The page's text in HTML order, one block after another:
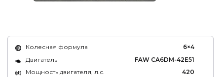
Колесная формула
6×4
Двигатель
FAW CA6DM-42E51
Мощность двигателя, л.с.
420